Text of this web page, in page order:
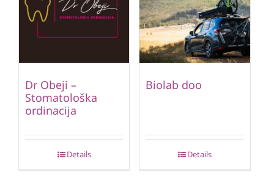
Dr Obeji –
Stomatološka
ordinacija
Details
Biolab doo
Details